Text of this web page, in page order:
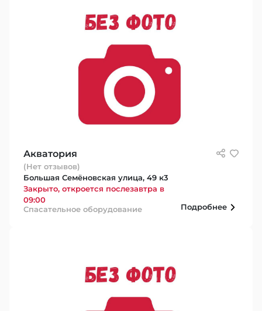
Акватория
(Нет отзывов)
Большая Семёновская улица, 49 к3
Закрыто, откроется послезавтра в
09:00
Спасательное оборудование
Подробнее